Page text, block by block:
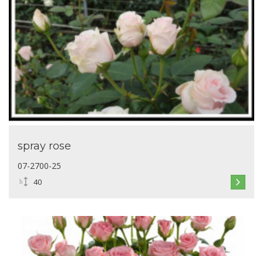
spray rose
07-2700-25
40